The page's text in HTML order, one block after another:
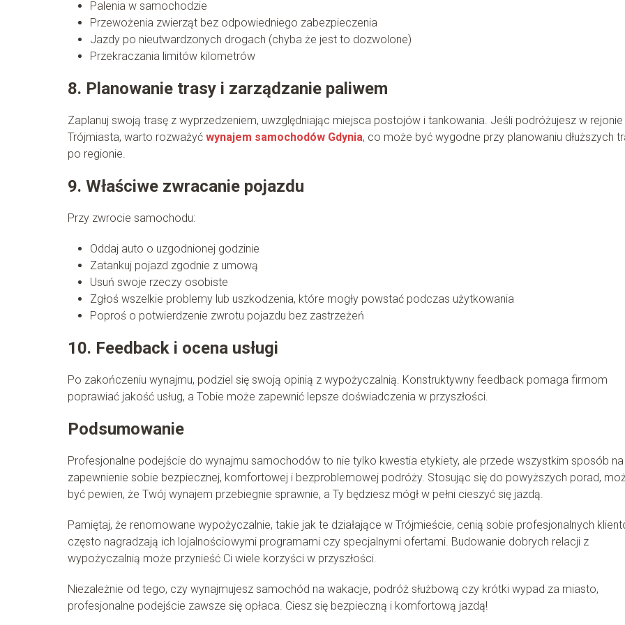
Palenia w samochodzie
Przewożenia zwierząt bez odpowiedniego zabezpieczenia
Jazdy po nieutwardzonych drogach (chyba że jest to dozwolone)
Przekraczania limitów kilometrów
8. Planowanie trasy i zarządzanie paliwem
Zaplanuj swoją trasę z wyprzedzeniem, uwzględniając miejsca postojów i tankowania. Jeśli podróżujesz w rejonie
Trójmiasta, warto rozważyć wynajem samochodów Gdynia, co może być wygodne przy planowaniu dłuższych
po regionie.
9. Właściwe zwracanie pojazdu
Przy zwrocie samochodu:
Oddaj auto o uzgodnionej godzinie
Zatankuj pojazd zgodnie z umową
Usuń swoje rzeczy osobiste
Zgłoś wszelkie problemy lub uszkodzenia, które mogły powstać podczas użytkowania
Poproś o potwierdzenie zwrotu pojazdu bez zastrzeżeń
10. Feedback i ocena usługi
Po zakończeniu wynajmu, podziel się swoją opinią z wypożyczalnią. Konstruktywny feedback pomaga firmom
poprawiać jakość usług, a Tobie może zapewnić lepsze doświadczenia w przyszłości.
Podsumowanie
Profesjonalne podejście do wynajmu samochodów to nie tylko kwestia etykiety, ale przede wszystkim sposób na
zapewnienie sobie bezpiecznej, komfortowej i bezproblemowej podróży. Stosując się do powyższych porad,
być pewien, że Twój wynajem przebiegnie sprawnie, a Ty będziesz mógł w pełni cieszyć się jazdą.
Pamiętaj, że renomowane wypożyczalnie, takie jak te działające w Trójmieście, cenią sobie profesjonalnych
często nagradzają ich lojalnościowymi programami czy specjalnymi ofertami. Budowanie dobrych relacji z
wypożyczalnią może przynieść Ci wiele korzyści w przyszłości.
Niezależnie od tego, czy wynajmujesz samochód na wakacje, podróż służbową czy krótki wypad za miasto,
profesjonalne podejście zawsze się opłaca. Ciesz się bezpieczną i komfortową jazdą!